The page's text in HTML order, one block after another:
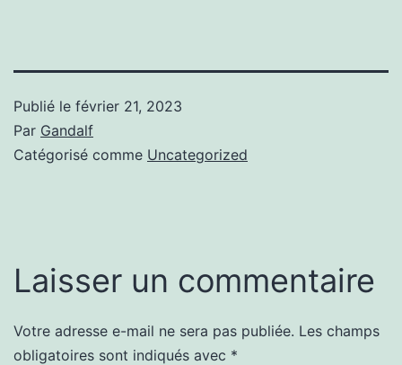
Publié le février 21, 2023
Par Gandalf
Catégorisé comme Uncategorized
Laisser un commentaire
Votre adresse e-mail ne sera pas publiée. Les champs
obligatoires sont indiqués avec *